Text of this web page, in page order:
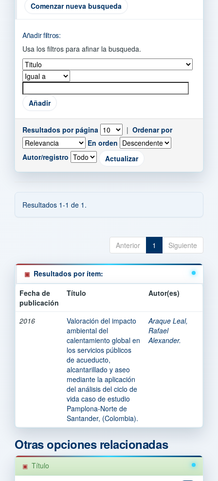
Comenzar nueva busqueda
Añadir filtros:
Usa los filtros para afinar la busqueda.
Resultados por página | Ordenar por
En orden
Autor/registro
Resultados 1-1 de 1.
Anterior 1 Siguiente
Resultados por ítem:
Fecha de
publicación
Título Autor(es)
2016
Valoración del impacto
ambiental del
calentamiento global en
los servicios públicos
de acueducto,
alcantarillado y aseo
mediante la aplicación
del análisis del ciclo de
vida caso de estudio
Pamplona-Norte de
Santander, (Colombia).
Araque Leal,
Rafael
Alexander.
Otras opciones relacionadas
Título